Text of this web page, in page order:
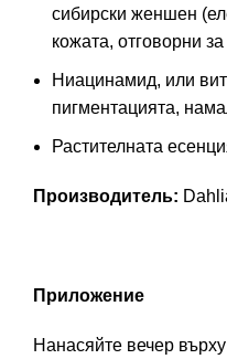
сибирски женшен
кожата, отговорни
Ниацинамид, или
пигментацията,
Растителната
Производитель:
Приложение
Нанасяйте вечер